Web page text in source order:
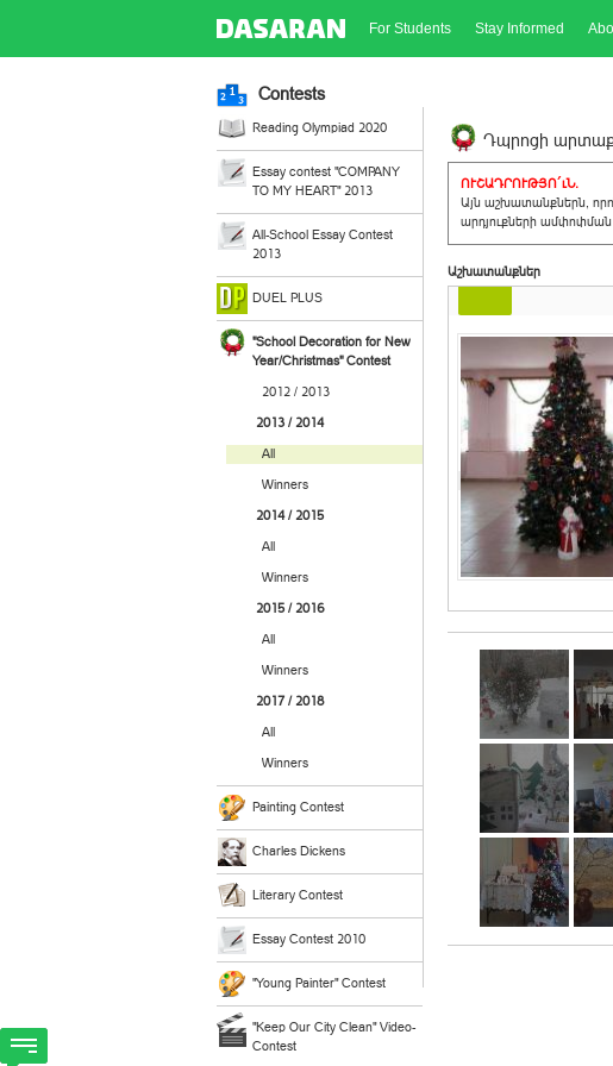
For Students Stay Informed
Contests
Reading Olympiad 2020
Essay contest "COMPANY
TO MY HEART" 2013
All-School Essay Contest
2013
DUEL PLUS
"School Decoration for New
Year/Christmas" Contest
2012 / 2013
2013 / 2014
All
Winners
2014 / 2015
All
Winners
2015 / 2016
All
Winners
2017 / 2018
All
Winners
Painting Contest
Charles Dickens
Literary Contest
Essay Contest 2010
"Young Painter" Contest
"Keep Our City Clean" Video-
Contest
Դպրոցի
ՈՒՇԱԴՐՈՒԹՅՈ´ւՆ.
Այն աշխատանքներն,
արդյուքների
Աշխատանքներ